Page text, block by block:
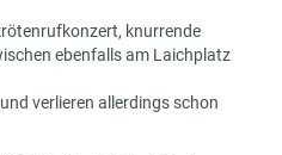
knurrende
ebenfalls am Laichplatz
verlieren allerdings schon